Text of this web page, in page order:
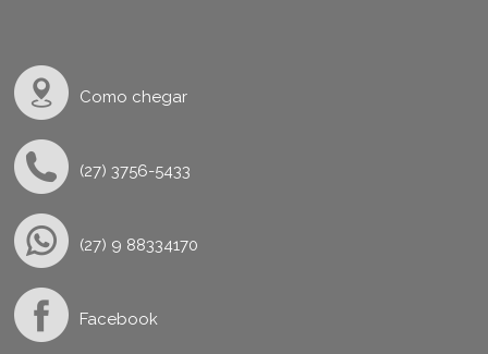
Como chegar
(27) 3756-5433
(27) 9 88334170
Facebook